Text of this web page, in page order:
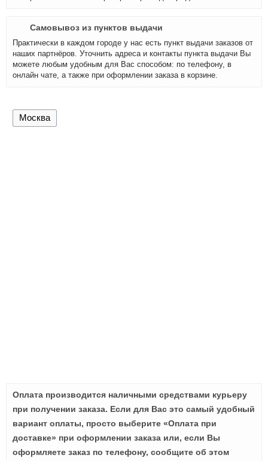
Самовывоз из пунктов выдачи
Практически в каждом городе у нас есть пункт выдачи заказов от
наших партнёров. Уточнить адреса и контакты пункта выдачи Вы
можете любым удобным для Вас способом: по телефону, в
онлайн чате, а также при оформлении заказа в корзине.
Москва
Оплата производится наличными средствами курьеру
при получении заказа. Если для Вас это самый удобный
вариант оплаты, просто выберите «Оплата при
доставке» при оформлении заказа или, если Вы
оформляете заказ по телефону, сообщите об этом